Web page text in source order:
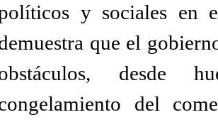
y sociales en
que el
desde
del